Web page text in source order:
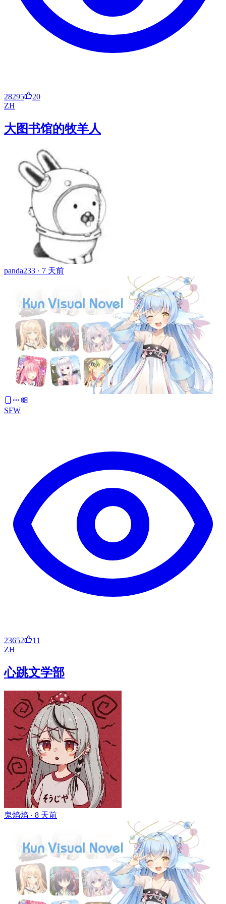
28295
20
ZH
大图书馆的牧羊人
panda233 · 7 天前
SFW
23652
11
ZH
心跳文学部
鬼焰焰 · 8 天前